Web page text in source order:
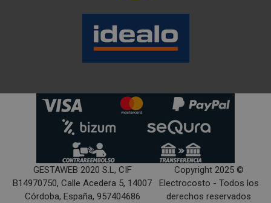
GESTAWEB 2020 S.L, CIF
B14970750, Calle Acedera 5, 14007
Córdoba, España, 957404686
Copyright 2025 ©
Electrocosto - Todos los
derechos reservados